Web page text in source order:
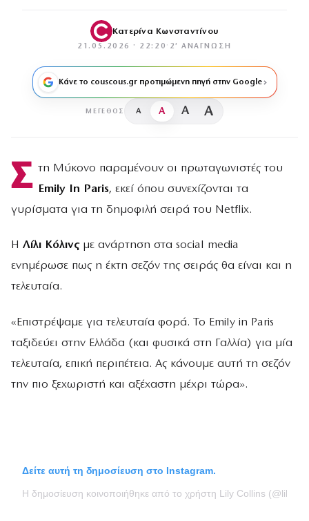
Κατερίνα Κωνσταντίνου
21.05.2026 · 22:20 · 2′ ΑΝΆΓΝΩΣΗ
Κάνε το couscous.gr προτιμώμενη πηγή στην Google
ΜΈΓΕΘΟΣ A A A A
Σ τη Μύκονο παραμένουν οι πρωταγωνιστές του
Emily In Paris, εκεί όπου συνεχίζονται τα
γυρίσματα για τη δημοφιλή σειρά του Netflix.
Η Λίλι Κόλινςμε ανάρτηση στα social media
ενημέρωσε πως η έκτη σεζόν της σειράς θα είναι και η
τελευταία.
«Επιστρέψαμε για τελευταία φορά. Το Emily in Paris
ταξιδεύει στην Ελλάδα (και φυσικά στη Γαλλία) για μία
τελευταία, επική περιπέτεια. Ας κάνουμε αυτή τη σεζόν
την πιο ξεχωριστή και αξέχαστη μέχρι τώρα».
Δείτε αυτή τη δημοσίευση στο Instagram.
Η δημοσίευση κοινοποιήθηκε από το χρήστη Lily Collins